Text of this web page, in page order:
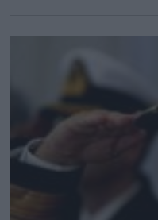
βρώμικου χρήματος.
πρώην αξιωματούχους
Άμυνας. Η σχετικήγ
του εισαγγελέα
νεοσύστατου
και την συνέταξε η
Παπανδρέου. Από τους συνολικά 38 αρχικά
ύποπτους -μη
το εισαγγελικό
εξηγήσεις, οι 23